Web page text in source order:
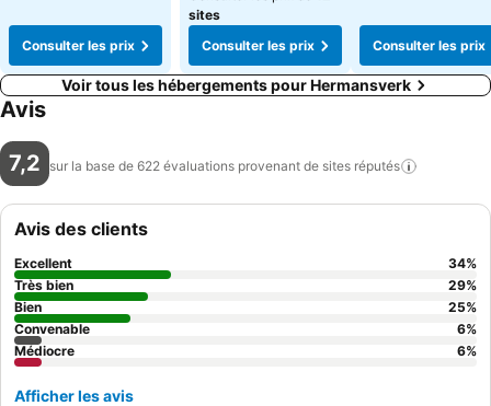
Consulter les prix
sites
Consulter les prix
Consulter les prix
Voir tous les hébergements pour Hermansverk
Avis
7,2 sur la base de 622 évaluations provenant de sites réputés
Avis des clients
Excellent 34%
Très bien
29%
Bien
25%
Convenable
6%
Médiocre
6%
Afficher les avis